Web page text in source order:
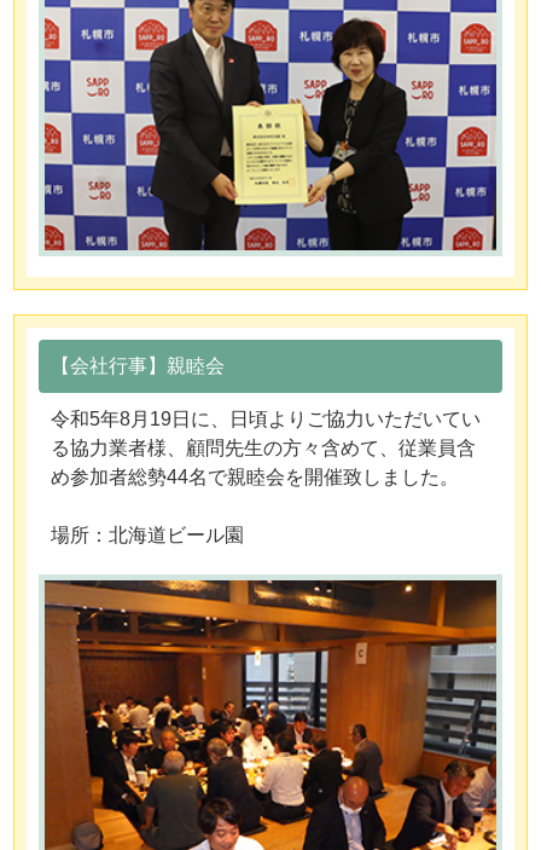
【会社行事】親睦会
令和5年8月19日に、日頃よりご協力いただいてい
る協力業者様、顧問先生の方々含めて、従業員含
め参加者総勢44名で親睦会を開催致しました。
場所：北海道ビール園